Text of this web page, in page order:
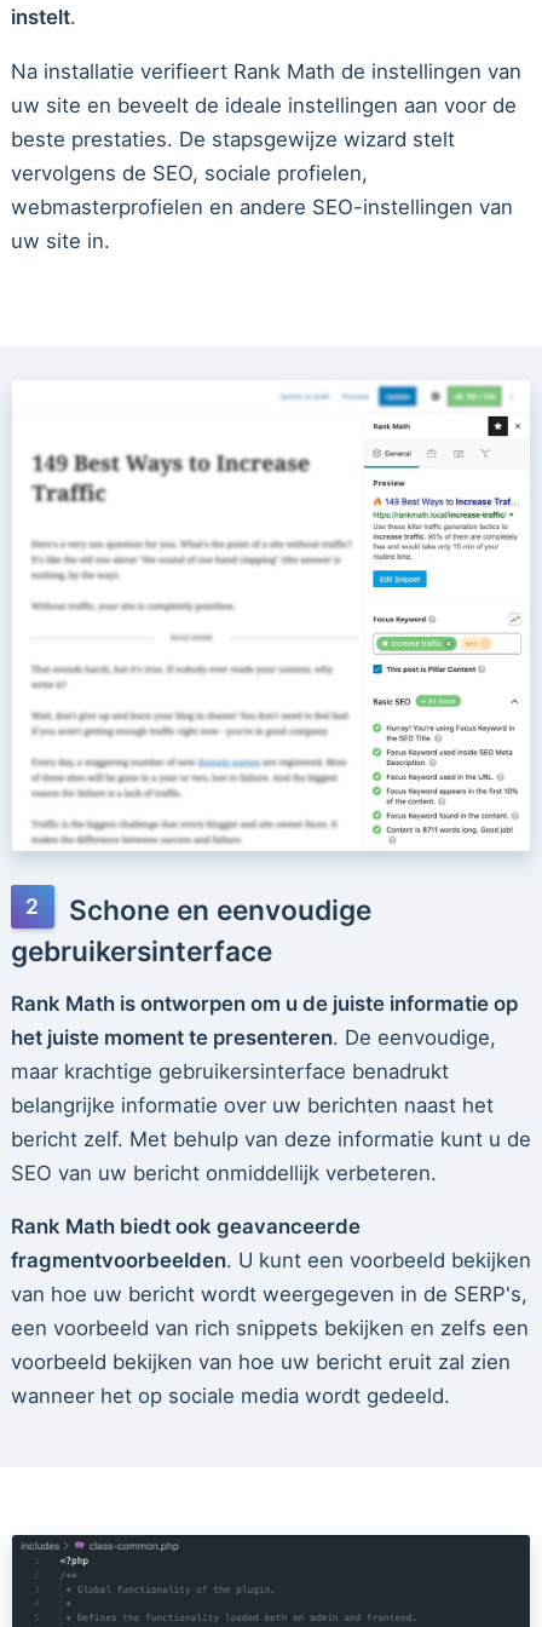
instelt.
Na installatie verifieert Rank Math de instellingen van
uw site en beveelt de ideale instellingen aan voor de
beste prestaties. De stapsgewijze wizard stelt
vervolgens de SEO, sociale profielen,
webmasterprofielen en andere SEO-instellingen van
uw site in.
Schone en eenvoudige
gebruikersinterface
Rank Math is ontworpen om u de juiste informatie op
het juiste moment te presenteren. De eenvoudige,
maar krachtige gebruikersinterface benadrukt
belangrijke informatie over uw berichten naast het
bericht zelf. Met behulp van deze informatie kunt u de
SEO van uw bericht onmiddellijk verbeteren.
Rank Math biedt ook geavanceerde
fragmentvoorbeelden. U kunt een voorbeeld bekijken
van hoe uw bericht wordt weergegeven in de SERP's,
een voorbeeld van rich snippets bekijken en zelfs een
voorbeeld bekijken van hoe uw bericht eruit zal zien
wanneer het op sociale media wordt gedeeld.